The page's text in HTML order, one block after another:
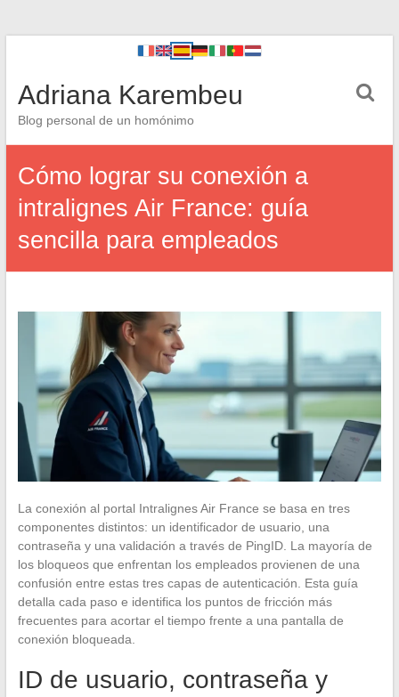
Adriana Karembeu
Blog personal de un homónimo
Cómo lograr su conexión a
intralignes Air France: guía
sencilla para empleados
La conexión al portal Intralignes Air France se basa en tres
componentes distintos: un identificador de usuario, una
contraseña y una validación a través de PingID. La mayoría de
los bloqueos que enfrentan los empleados provienen de una
confusión entre estas tres capas de autenticación. Esta guía
detalla cada paso e identifica los puntos de fricción más
frecuentes para acortar el tiempo frente a una pantalla de
conexión bloqueada.
ID de usuario, contraseña y